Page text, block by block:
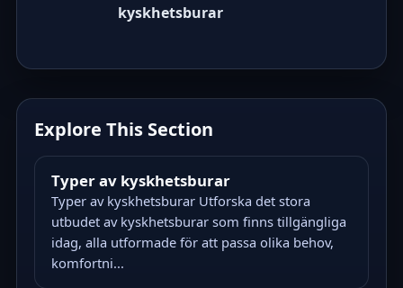
kyskhetsburar
Explore This Section
Typer av kyskhetsburar
Typer av kyskhetsburar Utforska det stora
utbudet av kyskhetsburar som finns tillgängliga
idag, alla utformade för att passa olika behov,
komfortni...